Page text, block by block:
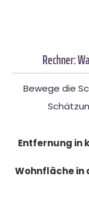
Rechner:
Bewege die
Entfernung in
Wohnfläche in